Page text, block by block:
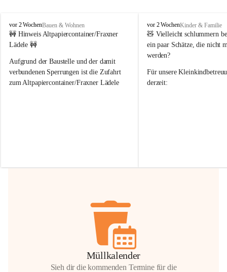
F
r
a
e
r
n
vor 2 WochenBauen & Wohnen
🚧 Hinweis Altpapiercontainer/Fraxner
Lädele 🚧
Aufgrund der Baustelle und der damit
verbundenen Sperrungen ist die Zufahrt
zum Altpapiercontainer/Fraxner Lädele
Hilfsbereitschaft!
F
r
a
x
r
n
vor 2 WochenKinder & Familie
🧸 Vielleicht schlummern
ein paar Schätze, die nicht
werden?
Für unsere
derzeit:
Müllkalender
Sieh dir die kommenden Termine für die